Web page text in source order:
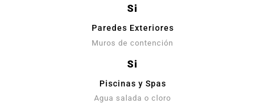
Si
Paredes Exteriores
Muros de contención
Si
Piscinas y Spas
Agua salada o cloro